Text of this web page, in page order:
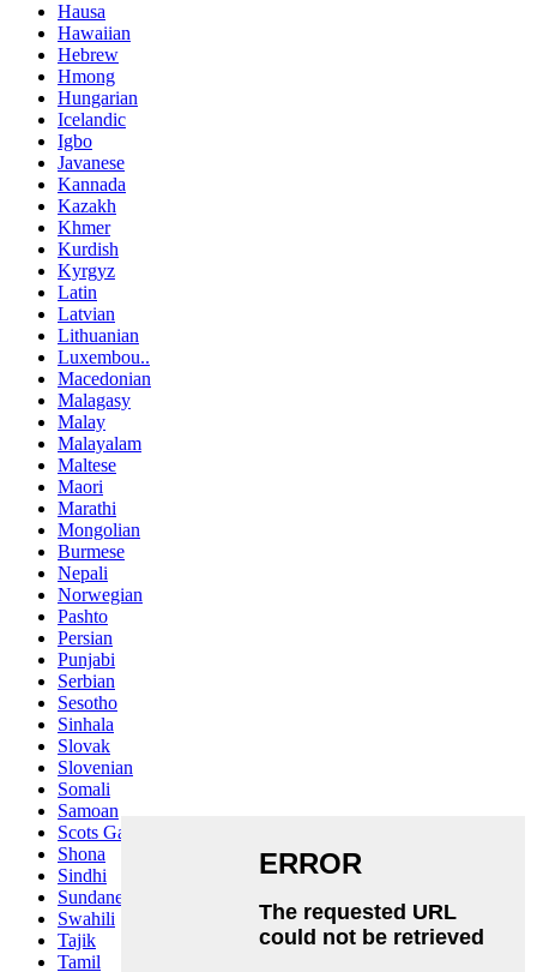
Hausa
Hawaiian
Hebrew
Hmong
Hungarian
Icelandic
Igbo
Javanese
Kannada
Kazakh
Khmer
Kurdish
Kyrgyz
Latin
Latvian
Lithuanian
Luxembou..
Macedonian
Malagasy
Malay
Malayalam
Maltese
Maori
Marathi
Mongolian
Burmese
Nepali
Norwegian
Pashto
Persian
Punjabi
Serbian
Sesotho
Sinhala
Slovak
Slovenian
Somali
Samoan
Scots Gaelic
Shona
Sindhi
Sundanese
Swahili
Tajik
Tamil